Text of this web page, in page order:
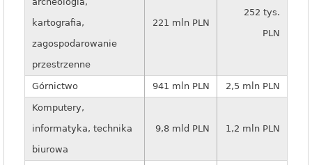
kartografia,
zagospodarowanie
przestrzenne
221 mln PLN
252 tys.
PLN
Górnictwo 941 mln PLN 2,5 mln PLN
Komputery,
informatyka, technika
biurowa
9,8 mld PLN 1,2 mln PLN